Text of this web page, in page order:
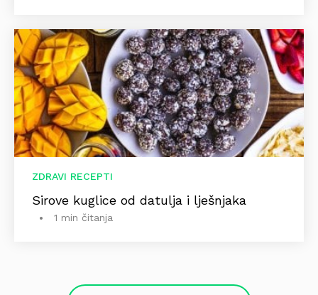
ZDRAVI RECEPTI
Sirove kuglice od datulja i lješnjaka
1 min čitanja